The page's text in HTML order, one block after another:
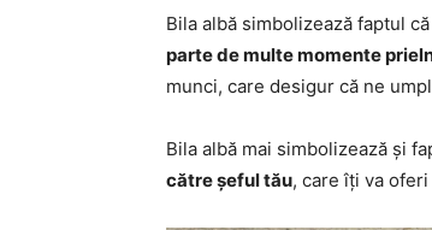
Bila albă simbolizează faptul că
parte de multe momente
munci, care desigur că ne
Bila albă mai simbolizează și
către șeful tău, care îți va